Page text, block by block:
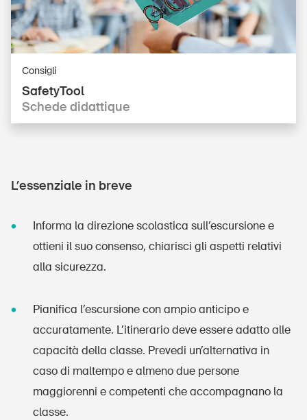
Consigli
SafetyTool
Schede didattique
L’essenziale in breve
Informa la direzione scolastica sull’escursione e
ottieni il suo consenso, chiarisci gli aspetti relativi
alla sicurezza.
Pianifica l’escursione con ampio anticipo e
accuratamente. L’itinerario deve essere adatto alle
capacità della classe. Prevedi un’alternativa in
caso di maltempo e almeno due persone
maggiorenni e competenti che accompagnano la
classe.